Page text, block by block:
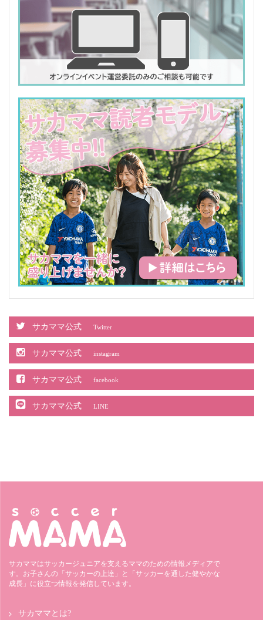
サカママ公式 Twitter
サカママ公式 instagram
サカママ公式 facebook
サカママ公式 LINE
サカママはサッカージュニアを支えるママのための情報メディアで
す。お子さんの「サッカーの上達」と「サッカーを通した健やかな
成長」に役立つ情報を発信しています。
サカママとは?